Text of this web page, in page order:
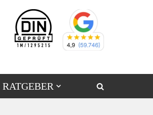
RATGEBER